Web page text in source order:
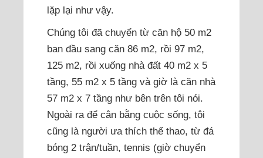
lặp lại như vậy.
Chúng tôi đã chuyển từ căn hộ 50 m2
ban đầu sang căn 86 m2, rồi 97 m2,
125 m2, rồi xuống nhà đất 40 m2 x 5
tầng, 55 m2 x 5 tầng và giờ là căn nhà
57 m2 x 7 tầng như bên trên tôi nói.
Ngoài ra để cân bằng cuộc sống, tôi
cũng là người ưa thích thể thao, từ đá
bóng 2 trận/tuần, tennis (giờ chuyển